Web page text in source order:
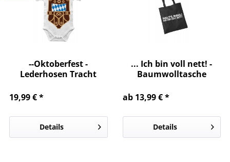
--Oktoberfest -
Lederhosen Tracht
19,99 € *
Details
... Ich bin voll nett! -
Baumwolltasche
ab 13,99 € *
Details